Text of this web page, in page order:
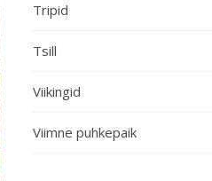
Tripid
Tsill
Viikingid
Viimne puhkepaik